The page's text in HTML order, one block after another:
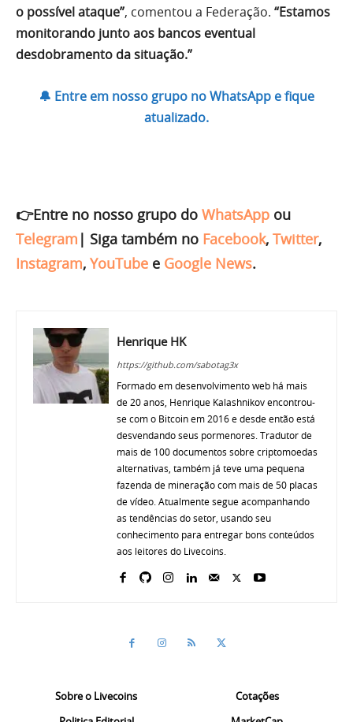
o possível ataque”, comentou a Federação. “Estamos
monitorando junto aos bancos eventual
desdobramento da situação.”
🔔 Entre em nosso grupo no WhatsApp e fique
atualizado.
👉Entre no nosso grupo do WhatsApp ou
Telegram | Siga também no Facebook, Twitter,
Instagram, YouTube e Google News.
Henrique HK
https://github.com/sabotag3x
Formado em desenvolvimento web há mais
de 20 anos, Henrique Kalashnikov encontrou-
se com o Bitcoin em 2016 e desde então está
desvendando seus pormenores. Tradutor de
mais de 100 documentos sobre criptomoedas
alternativas, também já teve uma pequena
fazenda de mineração com mais de 50 placas
de vídeo. Atualmente segue acompanhando
as tendências do setor, usando seu
conhecimento para entregar bons conteúdos
aos leitores do Livecoins.
Sobre o Livecoins
Cotações